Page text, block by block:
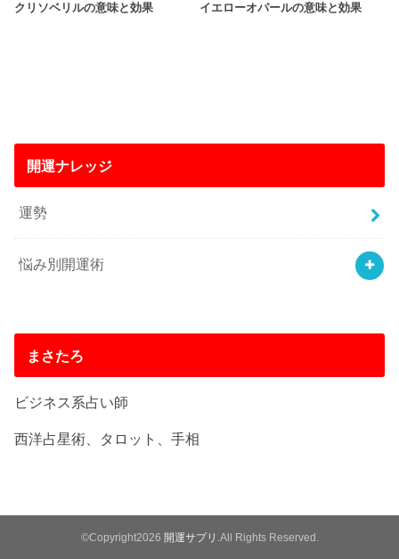
クリソベリルの意味と効果
イエローオパールの意味と効果
開運ナレッジ
運勢
悩み別開運術
まさたろ
ビジネス系占い師
西洋占星術、タロット、手相
©Copyright2026 開運サプリ .All Rights Reserved.